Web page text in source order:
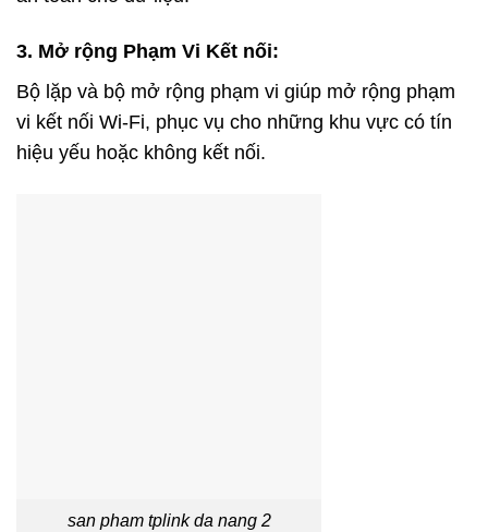
3. Mở rộng Phạm Vi Kết nối:
Bộ lặp và bộ mở rộng phạm vi giúp mở rộng phạm
vi kết nối Wi-Fi, phục vụ cho những khu vực có tín
hiệu yếu hoặc không kết nối.
san pham tplink da nang 2